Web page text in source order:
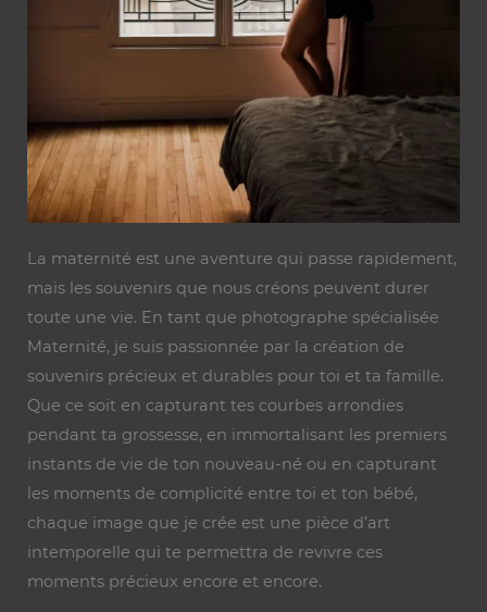
La maternité est une aventure qui passe rapidement,
mais les souvenirs que nous créons peuvent durer
toute une vie. En tant que photographe spécialisée
Maternité, je suis passionnée par la création de
souvenirs précieux et durables pour toi et ta famille.
Que ce soit en capturant tes courbes arrondies
pendant ta grossesse, en immortalisant les premiers
instants de vie de ton nouveau-né ou en capturant
les moments de complicité entre toi et ton bébé,
chaque image que je crée est une pièce d’art
intemporelle qui te permettra de revivre ces
moments précieux encore et encore.